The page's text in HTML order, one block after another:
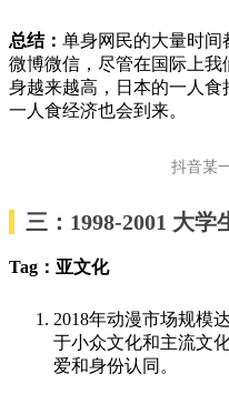
总结： 单身网民的大量时间
微博微信，尽管在国际上
身越来越高，日本的一人
一人食经济也会到来。
抖音某
三：1998-2001 大学
Tag：亚文化
2018年动漫市场规模
于小众文化和主流文
爱和身份认同。